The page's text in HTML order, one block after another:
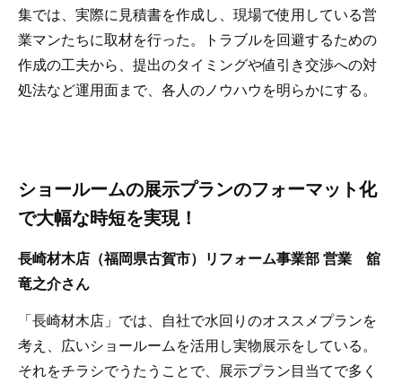
集では、実際に見積書を作成し、現場で使用している営
業マンたちに取材を行った。トラブルを回避するための
作成の工夫から、提出のタイミングや値引き交渉への対
処法など運用面まで、各人のノウハウを明らかにする。
ショールームの展示プランのフォーマット化
で大幅な時短を実現！
長崎材木店（福岡県古賀市）リフォーム事業部 営業 舘
竜之介さん
「長崎材木店」では、自社で水回りのオススメプランを
考え、広いショールームを活用し実物展示をしている。
それをチラシでうたうことで、展示プラン目当てで多く